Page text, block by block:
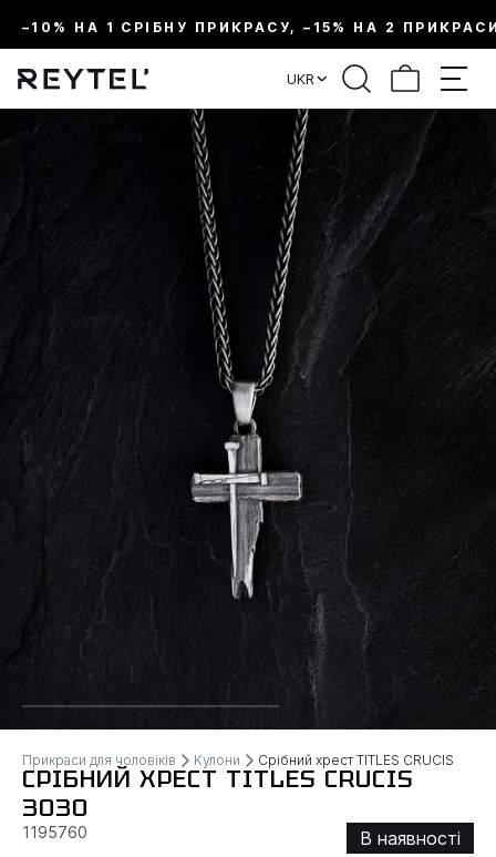
–10% НА 1 СРІБНУ ПРИКРАСУ, –15% НА 2
UKR
Прикраси для чоловіків Кулони Срібний хрест TITLES CRUCIS
СРІБНИЙ ХРЕСТ TITLES CRUCIS
3030
1195760
В наявності